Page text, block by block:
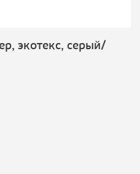
экотекс, серый/